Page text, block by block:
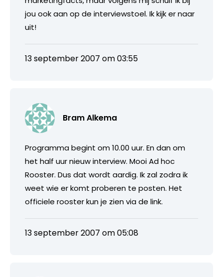
jou ook aan op de interviewstoel. Ik kijk er naar
uit!
13 september 2007 om 03:55
Bram Alkema
Programma begint om 10.00 uur. En dan om
het half uur nieuw interview. Mooi Ad hoc
Rooster. Dus dat wordt aardig. Ik zal zodra ik
weet wie er komt proberen te posten. Het
officiele rooster kun je zien via de link.
13 september 2007 om 05:08